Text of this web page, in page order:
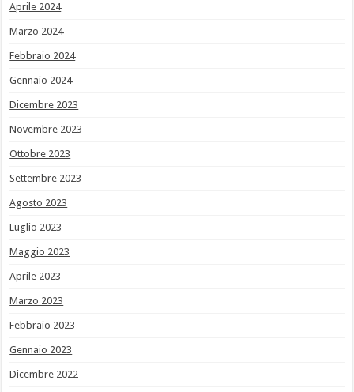
Aprile 2024
Marzo 2024
Febbraio 2024
Gennaio 2024
Dicembre 2023
Novembre 2023
Ottobre 2023
Settembre 2023
Agosto 2023
Luglio 2023
Maggio 2023
Aprile 2023
Marzo 2023
Febbraio 2023
Gennaio 2023
Dicembre 2022